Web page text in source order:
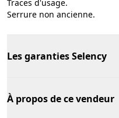
Traces d'usage.
Serrure non ancienne.
Les garanties Selency
À propos de ce vendeur